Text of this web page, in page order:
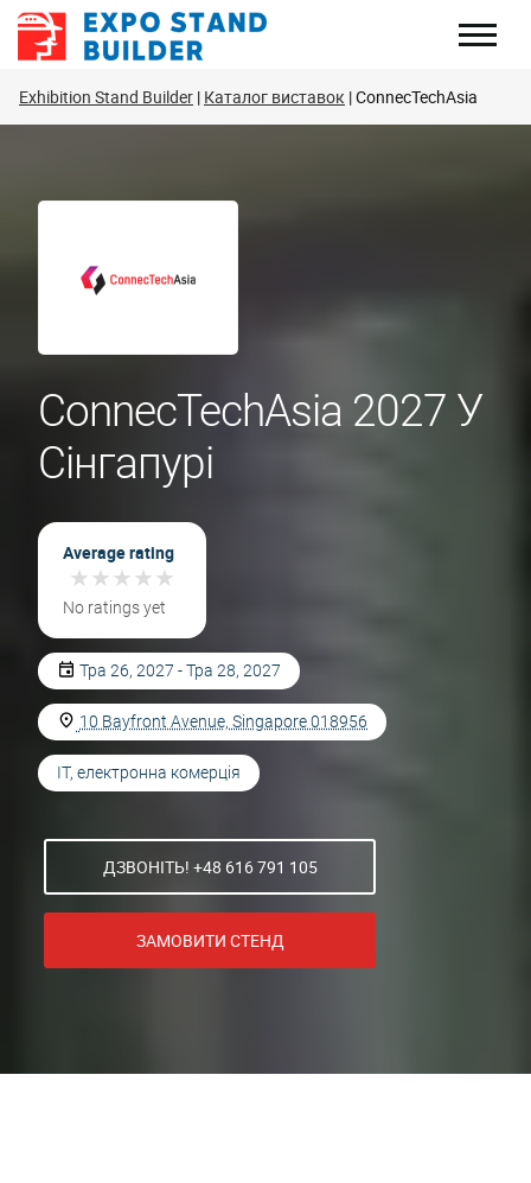
Перейти
Exhibition Stand Builder Каталог виставок ConnecTechAsia
ConnecTechAsia 2027 У
Сінгапурі
Average rating
★★★★★
★★★★★
No ratings yet
Тра 26, 2027 - Тра 28, 2027
10 Bayfront Avenue, Singapore 018956
IT, електронна комерція
ДЗВОНІТЬ! +48 616 791 105
ЗАМОВИТИ СТЕНД